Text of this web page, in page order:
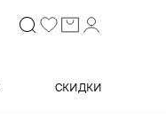
скидки